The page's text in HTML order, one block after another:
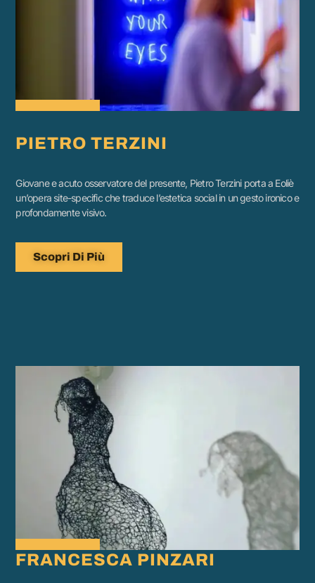
PIETRO TERZINI
Giovane e acuto osservatore del presente, Pietro Terzini porta a Eoliè
un’opera site-specific che traduce l’estetica social in un gesto ironico e
profondamente visivo.
Scopri Di Più
FRANCESCA PINZARI